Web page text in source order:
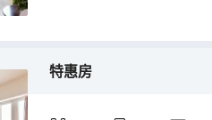
特惠房